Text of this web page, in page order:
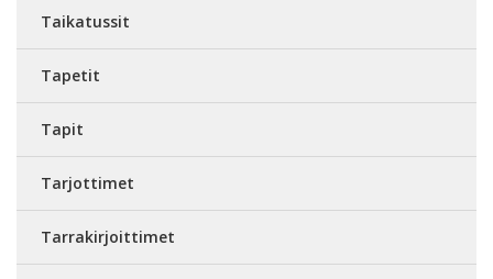
Taikatussit
Tapetit
Tapit
Tarjottimet
Tarrakirjoittimet